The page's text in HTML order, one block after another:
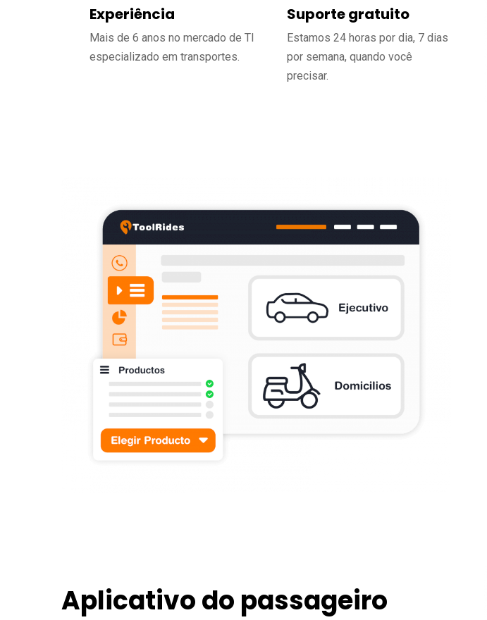
Experiência
Mais de 6 anos no mercado de TI
especializado em transportes.
Suporte gratuito
Estamos 24 horas por dia, 7 dias
por semana, quando você
precisar.
Aplicativo do passageiro